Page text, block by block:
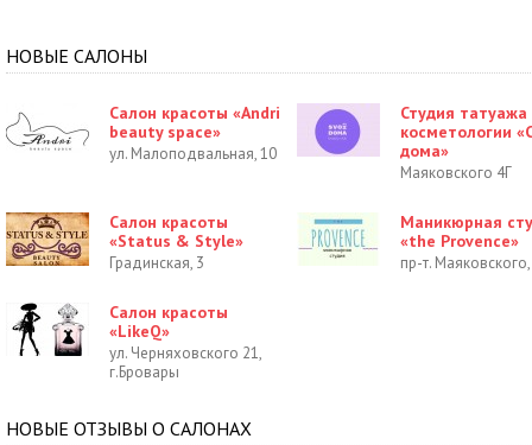
НОВЫЕ САЛОНЫ
Салон красоты «Andri
beauty space»
ул. Малоподвальная, 10
Студия татуажа
косметологии
дома»
Маяковского 4Г
Салон красоты
«Status & Style»
Градинская, 3
Маникюрная
«the Provence»
пр-т.
Салон красоты
«LikeQ»
ул. Черняховского 21,
г.Бровары
НОВЫЕ ОТЗЫВЫ О САЛОНАХ